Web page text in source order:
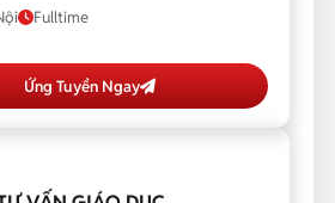
Fulltime
Ứng Tuyển Ngay